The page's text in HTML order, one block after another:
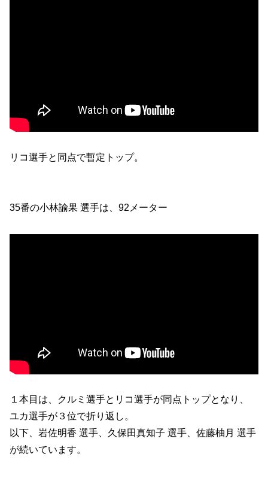
リコ選手と同点で暫定トップ。
35番の小林諭果 選手は、92メーター
１本目は、クルミ選手とリコ選手が同点トップとなり、
ユカ選手が３位で折り返し。
以下、岩佐明香 選手、久保田真知子 選手、佐藤柚月 選手
が続いています。